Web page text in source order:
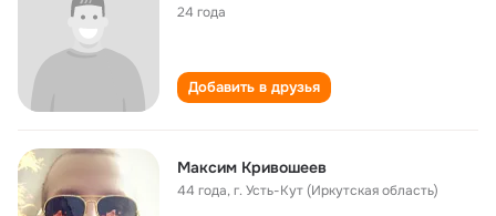
24 года
Добавить в друзья
Максим Кривошеев
44 года,г. Усть-Кут (Иркутская область)